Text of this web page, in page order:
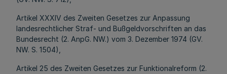
Artikel XXXIV des Zweiten Gesetzes zur Anpassung
landesrechtlicher Straf- und Bußgeldvorschriften an das
Bundesrecht (2. AnpG. NW.) vom 3. Dezember 1974 (GV.
NW. S. 1504),
Artikel 25 des Zweiten Gesetzes zur Funktionalreform (2.